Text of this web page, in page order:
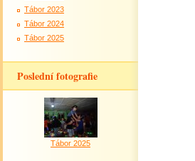
Tábor 2023
Tábor 2024
Tábor 2025
Poslední fotografie
Tábor 2025